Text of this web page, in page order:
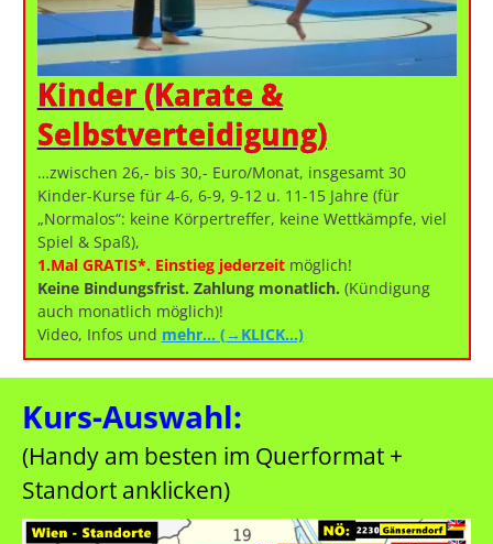
Kinder (Karate &
Selbstverteidigung)
…zwischen 26,- bis 30,- Euro/Monat, insgesamt 30
Kinder-Kurse für 4-6, 6-9, 9-12 u. 11-15 Jahre (für
„Normalos“: keine Körpertreffer, keine Wettkämpfe, viel
Spiel & Spaß),
1.Mal GRATIS*. Einstieg jederzeit möglich!
Keine Bindungsfrist. Zahlung monatlich. (Kündigung
auch monatlich möglich)!
Video, Infos und mehr… (→KLICK…)
Kurs-Auswahl:
(Handy am besten im Querformat +
Standort anklicken)